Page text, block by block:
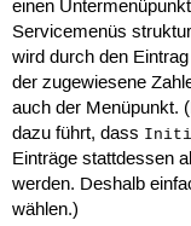
einen
Servicemenüs
wird durch den Eintrag
der zugewiesene
auch der Menüpunkt.
dazu führt, dass
Einträge stattdessen
werden. Deshalb
wählen.)